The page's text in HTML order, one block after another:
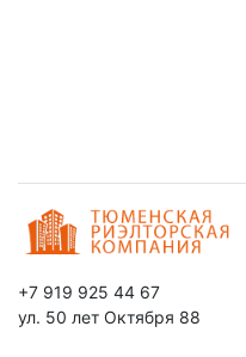
+7 919 925 44 67
ул. 50 лет Октября 88